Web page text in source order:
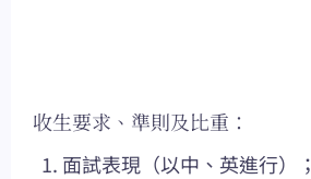
收生要求、準則及比重：
面試表現（以中、英進行）；